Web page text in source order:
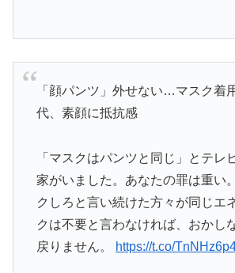
「顔パンツ」外せない…マスク着
代、素顔に抵抗感
「マスクはパンツと同じ」とテレ
家がいました。あなたの罪は重い
クしろと言い続けた方々が同じエ
クは不要と言わなければ、おかし
戻りません。
https://t.co/